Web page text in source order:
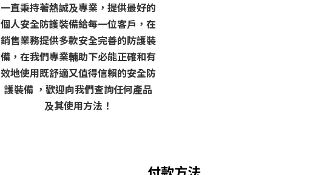
一直秉持著熱誠及專業，提供最好的
個人安全防護裝備給每一位客戶，在
銷售業務提供多款安全完善的防護裝
備，在我們專業輔助下必能正確和有
效地使用既舒適又值得信賴的安全防
護裝備 ，歡迎向我們查詢任何產品
及其使用方法！